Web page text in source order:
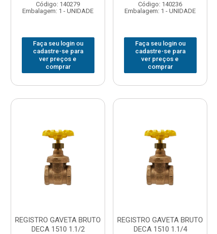
Código: 140279
Embalagem: 1 - UNIDADE
Faça seu login ou
cadastre-se para
ver preços e
comprar
Código: 140236
Embalagem: 1 - UNIDADE
Faça seu login ou
cadastre-se para
ver preços e
comprar
REGISTRO GAVETA BRUTO
DECA 1510 1.1/2
REGISTRO GAVETA BRUTO
DECA 1510 1.1/4